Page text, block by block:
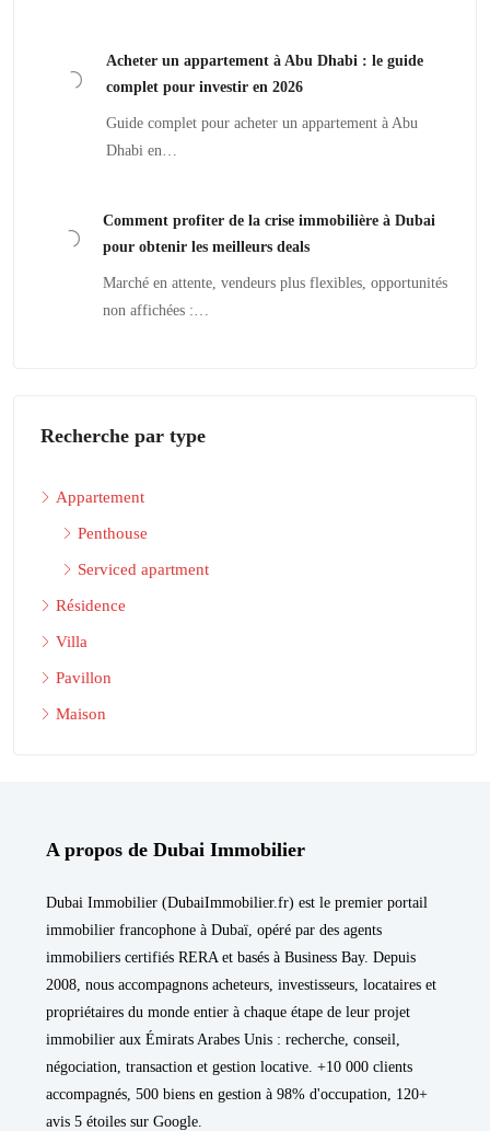
Acheter un appartement à Abu Dhabi : le guide
complet pour investir en 2026
Guide complet pour acheter un appartement à Abu
Dhabi en…
Comment profiter de la crise immobilière à Dubai
pour obtenir les meilleurs deals
Marché en attente, vendeurs plus flexibles, opportunités
non affichées :…
Recherche par type
Appartement
Penthouse
Serviced apartment
Résidence
Villa
Pavillon
Maison
A propos de Dubai Immobilier
Dubai Immobilier (DubaiImmobilier.fr) est le premier portail
immobilier francophone à Dubaï, opéré par des agents
immobiliers certifiés RERA et basés à Business Bay. Depuis
2008, nous accompagnons acheteurs, investisseurs, locataires et
propriétaires du monde entier à chaque étape de leur projet
immobilier aux Émirats Arabes Unis : recherche, conseil,
négociation, transaction et gestion locative. +10 000 clients
accompagnés, 500 biens en gestion à 98% d'occupation, 120+
avis 5 étoiles sur Google.